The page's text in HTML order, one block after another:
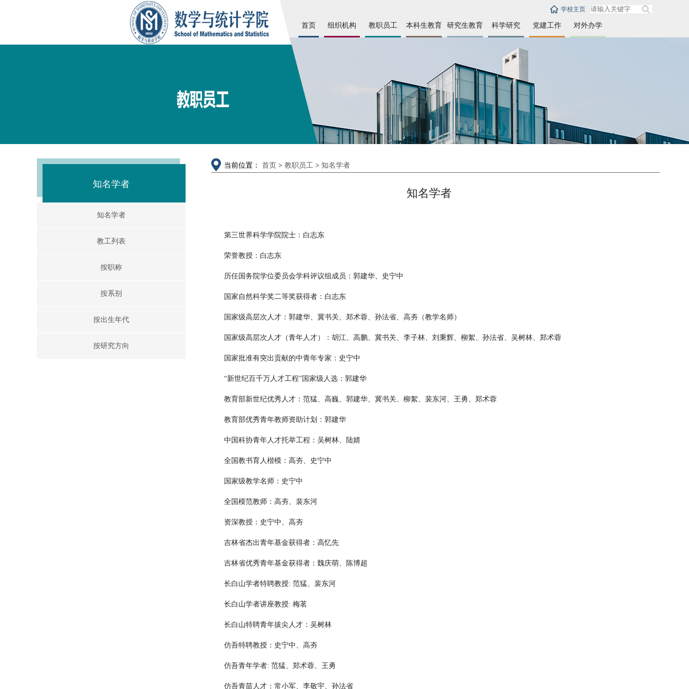
学校主页
首页 组织机构 教职员工 本科生教育 研究生教育 科学研究 党建工作 对外办学
知名学者
知名学者
教工列表
按职称
按系别
按出生年代
按研究方向
当前位置： 首页 > 教职员工 > 知名学者
知名学者
第三世界科学学院院士：白志东
荣誉教授：白志东
历任国务院学位委员会学科评议组成员：郭建华、史宁中
国家自然科学奖二等奖获得者：白志东
国家级高层次人才： 郭建华、冀书关、郑术蓉、 孙法省、 高夯（教学名师）
国家级高层次人才（青年人才）： 胡江、高鹏、 冀书关、李子林、 刘秉辉、柳絮、孙法省、 吴树林、郑术蓉
国家批准有突出贡献的中青年专家：史宁中
“新世纪百千万人才工程”国家级人选：郭建华
教育部新世纪优秀人才：范猛、高巍、郭建华、冀书关、 柳絮、裴东河、王勇、郑术蓉
教育部优秀青年教师资助计划：郭建华
中国科协青年人才托举工程：吴树林、陆婧
全国教书育人楷模： 高夯、 史宁中
国家级教学名师：史宁中
全国模范教师：高夯、裴东河
资深教授：史宁中、高夯
吉林省杰出青年基金获得者：高忆先
吉林省优秀青年基金获得者：魏庆萌、陈博超
长白山学者特聘教授: 范猛、裴东河
长白山学者讲座教授: 梅茗
长白山特聘青年拔尖人才：吴树林
仿吾特聘教授：史宁中、高夯
仿吾青年学者: 范猛、郑术蓉、王勇
仿吾青苗人才：常小军、李敬宇、孙法省